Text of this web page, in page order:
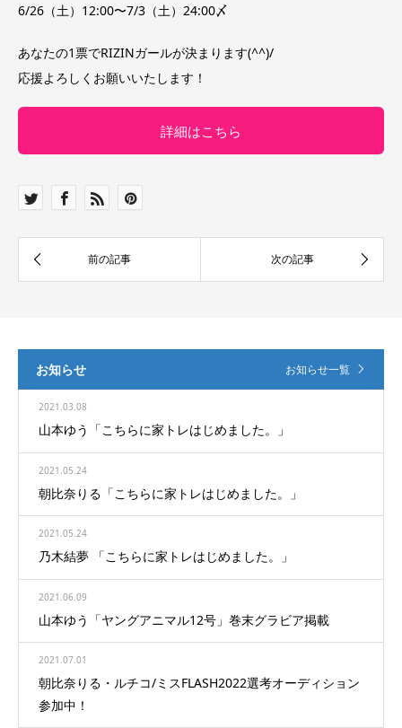
6/26（土）12:00〜7/3（土）24:00〆
あなたの1票でRIZINガールが決まります(^^)/
応援よろしくお願いいたします！
詳細はこちら
お知らせ お知らせ一覧
2021.03.08
山本ゆう「こちらに家トレはじめました。」
2021.05.24
朝比奈りる「こちらに家トレはじめました。」
2021.05.24
乃木結夢 「こちらに家トレはじめました。」
2021.06.09
山本ゆう「ヤングアニマル12号」巻末グラビア掲載
2021.07.01
朝比奈りる・ルチコ/ミスFLASH2022選考オーディション
参加中！